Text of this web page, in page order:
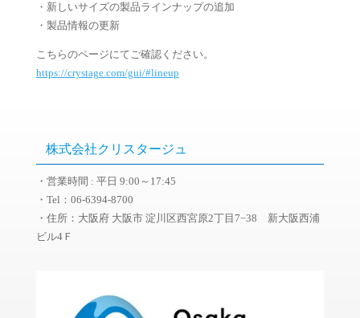
・新しいサイズの製品ラインナップの追加
・製品情報の更新
こちらのページにてご確認ください。
https://crystage.com/gui/#lineup
株式会社クリスタージュ
・営業時間 : 平日 9:00～17:45
・Tel：06-6394-8700
・住所：大阪府 大阪市 淀川区西宮原2丁目7−38 新大阪西浦
ビル4Ｆ